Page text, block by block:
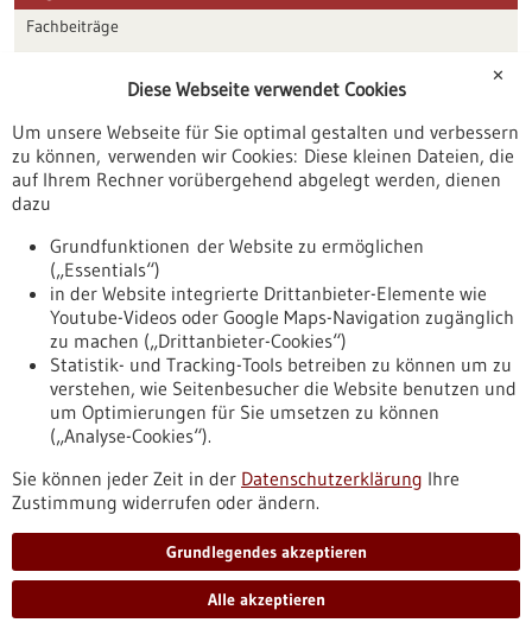
Fachbeiträge
Veranstaltungen
Erscheinungsdatum
Nach oben
Informiert bleiben
Newsletter abonnieren
✕
Diese Webseite verwendet Cookies
Um unsere Webseite für Sie optimal gestalten und verbessern
zu können, verwenden wir Cookies: Diese kleinen Dateien, die
auf Ihrem Rechner vorübergehend abgelegt werden, dienen
dazu
Grundfunktionen der Website zu ermöglichen
(„Essentials“)
in der Website integrierte Drittanbieter-Elemente wie
Youtube-Videos oder Google Maps-Navigation zugänglich
zu machen („Drittanbieter-Cookies“)
Statistik- und Tracking-Tools betreiben zu können um zu
verstehen, wie Seitenbesucher die Website benutzen und
um Optimierungen für Sie umsetzen zu können
(„Analyse-Cookies“).
Sie können jeder Zeit in der Datenschutzerklärung Ihre
Zustimmung widerrufen oder ändern.
Grundlegendes akzeptieren
Alle akzeptieren